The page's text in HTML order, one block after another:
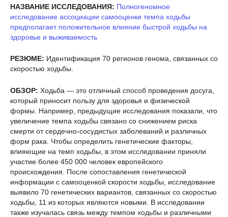
НАЗВАНИЕ ИССЛЕДОВАНИЯ: Полногеномное
исследование ассоциации самооценки темпа ходьбы
предполагает положительное влияние быстрой ходьбы на
здоровье и выживаемость
РЕЗЮМЕ: Идентификация 70 регионов генома, связанных со
скоростью ходьбы.
ОБЗОР: Ходьба — это отличный способ проведения досуга,
который приносит пользу для здоровья и физической
формы. Например, предыдущие исследования показали, что
увеличение темпа ходьбы связано со снижением риска
смерти от сердечно-сосудистых заболеваний и различных
форм рака. Чтобы определить генетические факторы,
влияющие на темп ходьбы, в этом исследовании приняли
участие более 450 000 человек европейского
происхождения. После сопоставления генетической
информации с самооценкой скорости ходьбы, исследование
выявило 70 генетических вариантов, связанных со скоростью
ходьбы, 11 из которых являются новыми. В исследовании
также изучалась связь между темпом ходьбы и различными